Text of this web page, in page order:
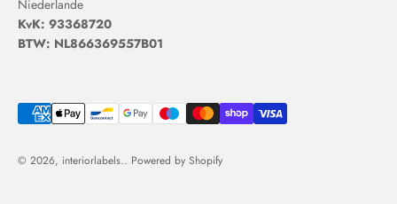
Niederlande
KvK: 93368720
BTW: NL866369557B01
© 2026, interiorlabels.. Powered by Shopify